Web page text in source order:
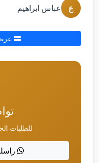
ع عباس ابراهيم
للطلبات